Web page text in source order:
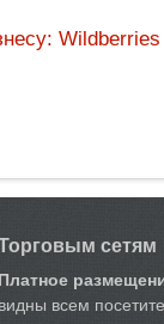
сетям
Платное
видны всем